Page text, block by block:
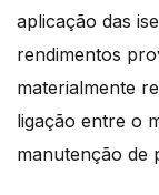
aplicação das
rendimentos
materialmente
ligação entre o
manutenção de